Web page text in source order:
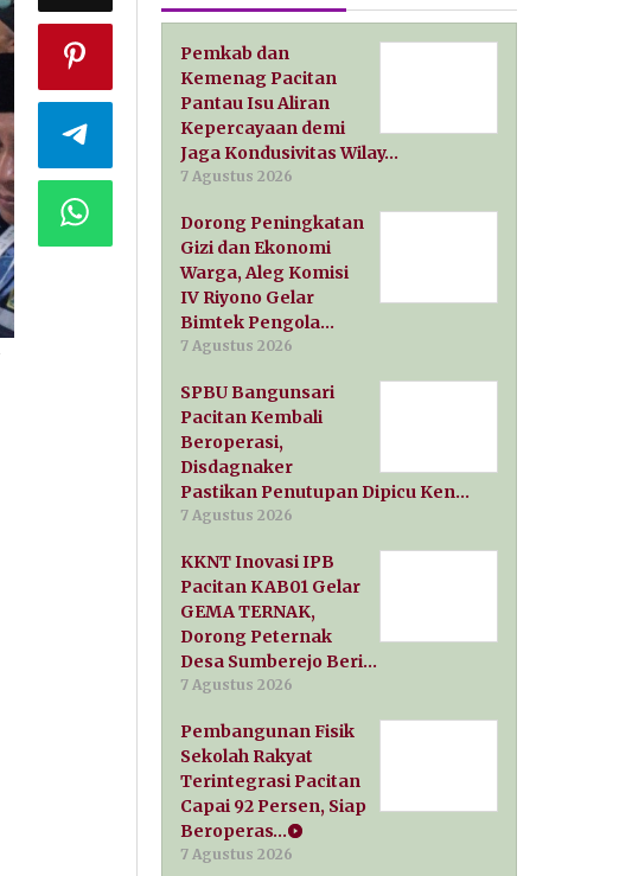
Pemkab dan
Kemenag Pacitan
Pantau Isu Aliran
Kepercayaan demi
Jaga Kondusivitas Wilay…
7 Agustus 2026
Dorong Peningkatan
Gizi dan Ekonomi
Warga, Aleg Komisi
IV Riyono Gelar
Bimtek Pengola…
7 Agustus 2026
SPBU Bangunsari
Pacitan Kembali
Beroperasi,
Disdagnaker
Pastikan Penutupan Dipicu Ken…
7 Agustus 2026
KKNT Inovasi IPB
Pacitan KAB01 Gelar
GEMA TERNAK,
Dorong Peternak
Desa Sumberejo Beri…
7 Agustus 2026
Pembangunan Fisik
Sekolah Rakyat
Terintegrasi Pacitan
Capai 92 Persen, Siap
Beroperas…
7 Agustus 2026